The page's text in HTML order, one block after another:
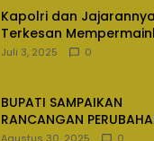
Kapolri dan Jajarannya
Terkesan
Hukum
Juli 3, 2025 0
BUPATI SAMPAIKAN
RANCANGAN
APBD TAHUN ANGGARAN